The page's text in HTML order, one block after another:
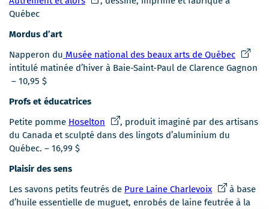
une
nouvelle
Québec
Mordus d’art
Napperon du Musée national des beaux arts de QuébecCe
lien
nouvelle
intitulé matinée d’hiver à Baie-Saint-Paul de Clarence Gagnon
– 10,95 $
Profs et éducatrices
Petite pomme Hoselton Ce
lien
nouvelle
fenêtre
, produit imaginé par des artisans
du Canada et sculpté dans des lingots d’aluminium du
Québec. – 16,99 $
Plaisir des sens
Les savons petits feutrés de Pure Laine CharlevoixCe
lien
à base
d’huile essentielle de muguet, enrobés de laine feutrée à la